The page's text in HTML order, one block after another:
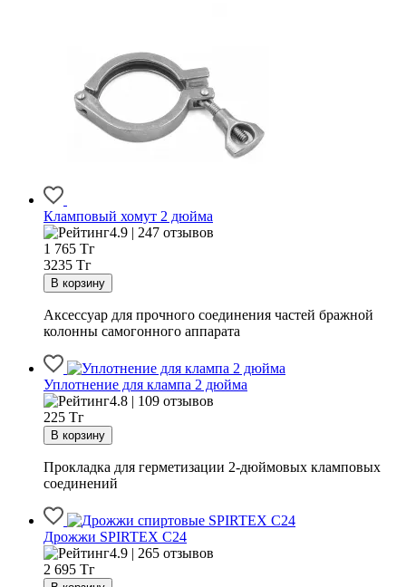
Кламповый хомут 2 дюйма
4.9 | 247 отзывов
1 765 Тг
3235 Тг
Аксессуар для прочного соединения частей бражной
колонны самогонного аппарата
Уплотнение для клампа 2 дюйма
4.8 | 109 отзывов
225 Тг
Прокладка для герметизации 2-дюймовых кламповых
соединений
Дрожжи SPIRTEX C24
4.9 | 265 отзывов
2 695 Тг